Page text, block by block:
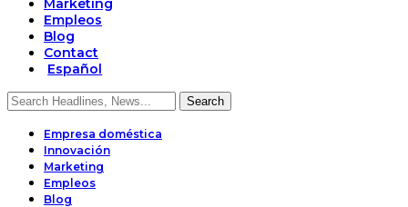
Marketing
Empleos
Blog
Contact
Español
Empresa doméstica
Innovación
Marketing
Empleos
Blog